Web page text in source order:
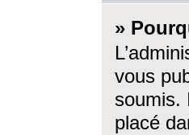
»
vous
soumis.
placé